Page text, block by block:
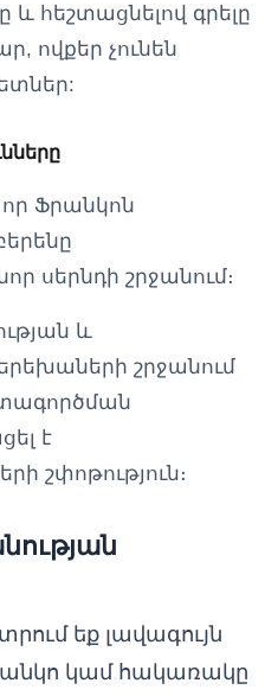
հեշտացնելով գրելը
ովքեր չունեն
Ֆրանկոն
սերնդի շրջանում։
և
շրջանում
է
շփոթություն։
եք լավագույն
կամ հակառակը